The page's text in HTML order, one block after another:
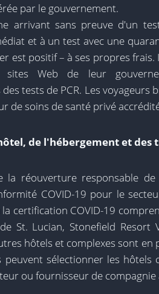
par le gouvernement.
arrivant sans preuve d'un
et à un test avec une
est positif – à ses propres
sites Web de leur
tests de PCR. Les
de soins de santé privé
de l'hébergement et des
la réouverture responsable
COVID-19 pour le
certification COVID-19
St. Lucian, Stonefield
hôtels et complexes sont en
peuvent sélectionner les hôtels
ou fournisseur de compagnie